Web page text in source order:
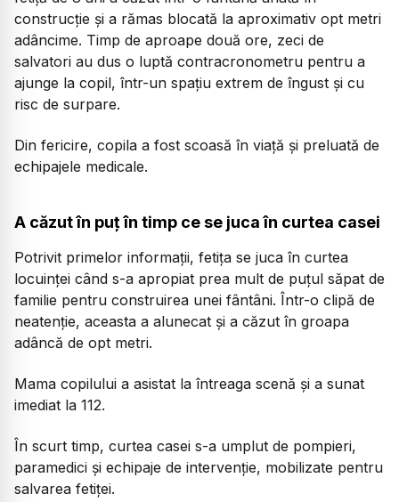
construcție și a rămas blocată la aproximativ opt metri
adâncime. Timp de aproape două ore, zeci de
salvatori au dus o luptă contracronometru pentru a
ajunge la copil, într-un spațiu extrem de îngust și cu
risc de surpare.
Din fericire, copila a fost scoasă în viață și preluată de
echipajele medicale.
A căzut în puț în timp ce se juca în curtea casei
Potrivit primelor informații, fetița se juca în curtea
locuinței când s-a apropiat prea mult de puțul săpat de
familie pentru construirea unei fântâni. Într-o clipă de
neatenție, aceasta a alunecat și a căzut în groapa
adâncă de opt metri.
Mama copilului a asistat la întreaga scenă și a sunat
imediat la 112.
În scurt timp, curtea casei s-a umplut de pompieri,
paramedici și echipaje de intervenție, mobilizate pentru
salvarea fetiței.